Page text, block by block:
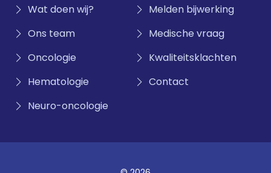
Wat doen wij?
Ons team
Oncologie
Hematologie
Neuro-oncologie
Melden bijwerking
Medische vraag
Kwaliteitsklachten
Contact